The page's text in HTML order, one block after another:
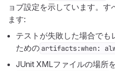
ョブ設定を示しています。
ます:
テストが失敗した場合でも
ための artifacts:when:
JUnit XMLファイルの場所